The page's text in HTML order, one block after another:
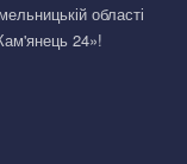
області
24»!